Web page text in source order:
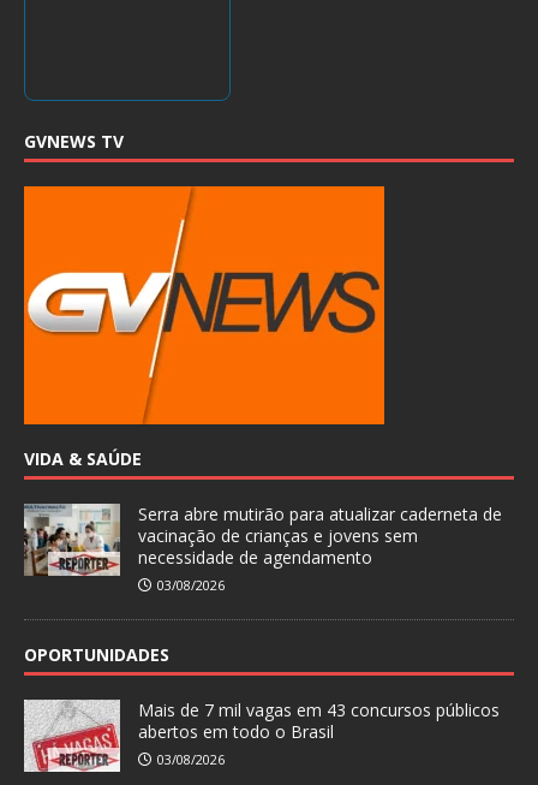
GVNEWS TV
VIDA & SAÚDE
Serra abre mutirão para atualizar caderneta de
vacinação de crianças e jovens sem
necessidade de agendamento
03/08/2026
OPORTUNIDADES
Mais de 7 mil vagas em 43 concursos públicos
abertos em todo o Brasil
03/08/2026